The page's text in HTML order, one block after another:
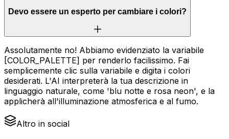
Devo essere un esperto per cambiare i colori?
Assolutamente no! Abbiamo evidenziato la variabile
[COLOR_PALETTE] per renderlo facilissimo. Fai
semplicemente clic sulla variabile e digita i colori
desiderati. L'AI interpreterà la tua descrizione in
linguaggio naturale, come 'blu notte e rosa neon', e la
applicherà all'illuminazione atmosferica e al fumo.
Altro in social